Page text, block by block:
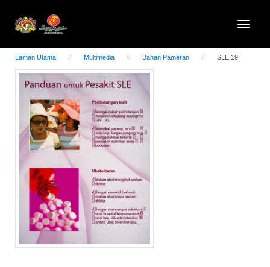
Laman Utama Multimedia Bahan Pameran SLE 19